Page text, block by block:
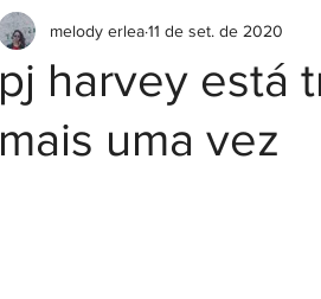
pj harvey está
mais uma vez
melody erlea11 de set. de 2020